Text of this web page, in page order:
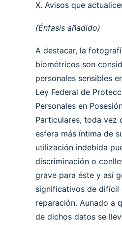
X. Avisos que
(Énfasis añadido)
A destacar, la
biométricos son
personales sensibles
Ley Federal de
Personales en
Particulares, toda vez
esfera más íntima de
utilización indebida
discriminación o
grave para éste y así
significativos de difícil
reparación. Aunado a
de dichos datos se